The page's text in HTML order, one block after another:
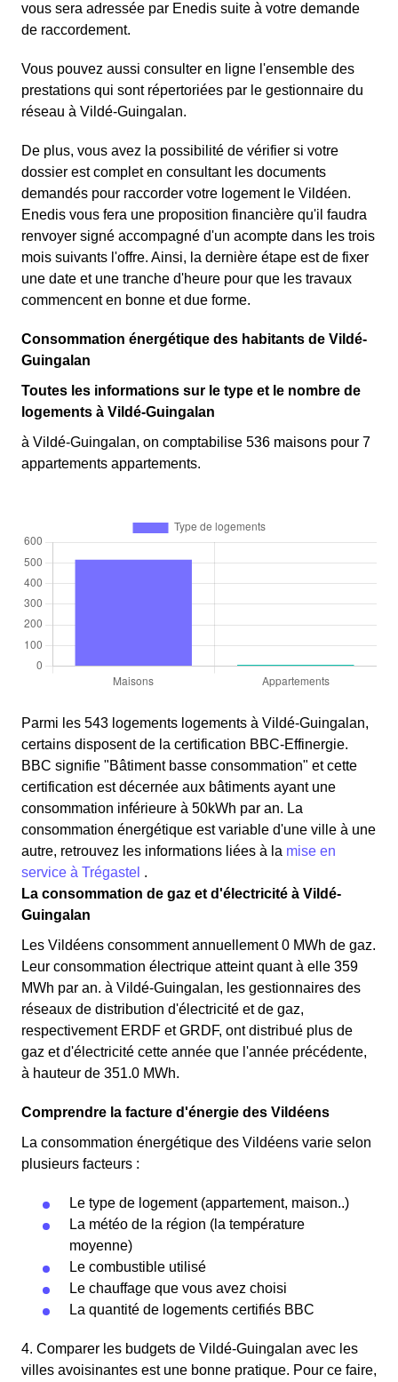
vous sera adressée par Enedis suite à votre demande
de raccordement.
Vous pouvez aussi consulter en ligne l'ensemble des
prestations qui sont répertoriées par le gestionnaire du
réseau à Vildé-Guingalan.
De plus, vous avez la possibilité de vérifier si votre
dossier est complet en consultant les documents
demandés pour raccorder votre logement le Vildéen.
Enedis vous fera une proposition financière qu'il faudra
renvoyer signé accompagné d'un acompte dans les trois
mois suivants l'offre. Ainsi, la dernière étape est de fixer
une date et une tranche d'heure pour que les travaux
commencent en bonne et due forme.
Consommation énergétique des habitants de Vildé-
Guingalan
Toutes les informations sur le type et le nombre de
logements à Vildé-Guingalan
à Vildé-Guingalan, on comptabilise 536 maisons pour 7
appartements appartements.
Parmi les 543 logements logements à Vildé-Guingalan,
certains disposent de la certification BBC-Effinergie.
BBC signifie "Bâtiment basse consommation" et cette
certification est décernée aux bâtiments ayant une
consommation inférieure à 50kWh par an. La
consommation énergétique est variable d'une ville à une
autre, retrouvez les informations liées à la mise en
service à Trégastel .
La consommation de gaz et d'électricité à Vildé-
Guingalan
Les Vildéens consomment annuellement 0 MWh de gaz.
Leur consommation électrique atteint quant à elle 359
MWh par an. à Vildé-Guingalan, les gestionnaires des
réseaux de distribution d'électricité et de gaz,
respectivement ERDF et GRDF, ont distribué plus de
gaz et d'électricité cette année que l'année précédente,
à hauteur de 351.0 MWh.
Comprendre la facture d'énergie des Vildéens
La consommation énergétique des Vildéens varie selon
plusieurs facteurs :
Le type de logement (appartement, maison..)
La météo de la région (la température
moyenne)
Le combustible utilisé
Le chauffage que vous avez choisi
La quantité de logements certifiés BBC
4. Comparer les budgets de Vildé-Guingalan avec les
villes avoisinantes est une bonne pratique. Pour ce faire,